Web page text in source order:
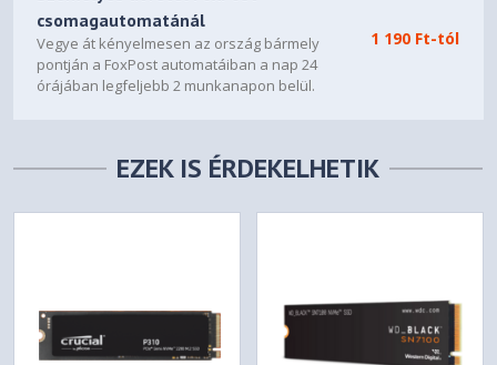
csomagautomatánál
Vegye át kényelmesen az ország bármely
pontján a FoxPost automatáiban a nap 24
órájában legfeljebb 2 munkanapon belül.
1 190 Ft-tól
EZEK IS ÉRDEKELHETIK